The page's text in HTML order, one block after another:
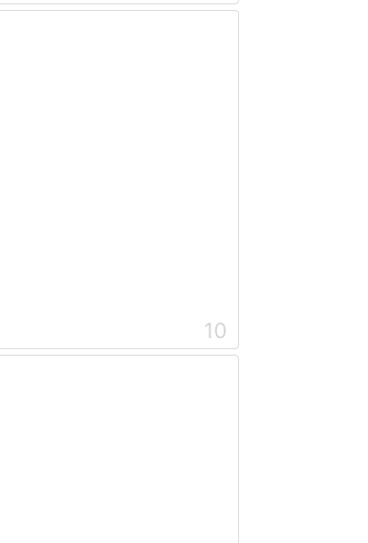
10